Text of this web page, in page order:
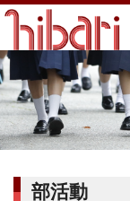
部活動